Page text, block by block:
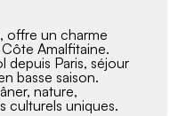
offre un charme
Amalfitaine.
depuis Paris, séjour
basse saison.
nature,
culturels uniques.